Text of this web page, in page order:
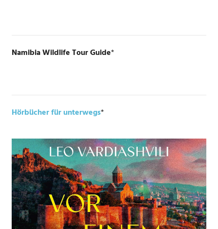
Namibia Wildlife Tour Guide*
Hörbücher für unterwegs*